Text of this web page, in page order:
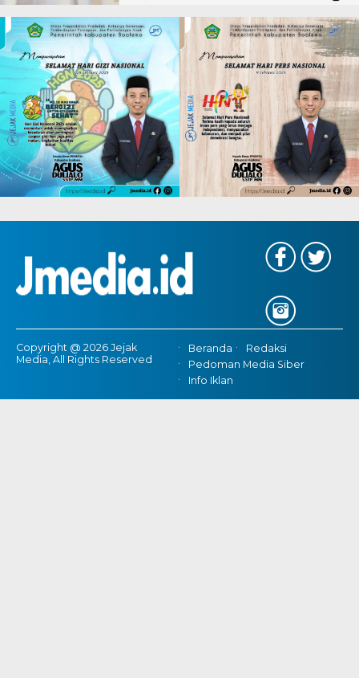
Copyright @ 2026 Jejak
Media, All Rights Reserved
Beranda
Redaksi
Pedoman Media Siber
Info Iklan